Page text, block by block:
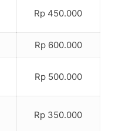
Rp 450.000
Rp 600.000
Rp 500.000
Rp 350.000